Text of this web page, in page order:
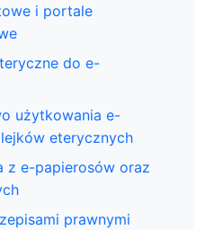
i portale
do e-
użytkowania e-
eterycznych
z e-papierosów oraz
prawnymi